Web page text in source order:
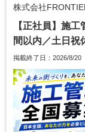
株式会社
【正社員】施
間以内／土日祝
掲載終了日：2026/8/20